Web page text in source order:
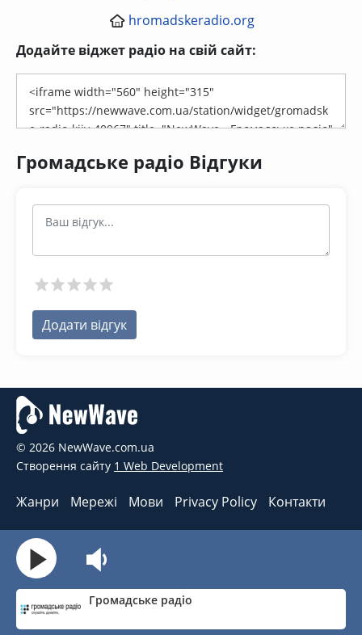
hromadskeradio.org
Додайте віджет радіо на свій сайт:
Громадське радіо Відгуки
Додати відгук
Громадське радіо
© 2026 NewWave.com.ua
Створення сайту 1 Web Development
Жанри Мережі Мови Privacy Policy Контакти